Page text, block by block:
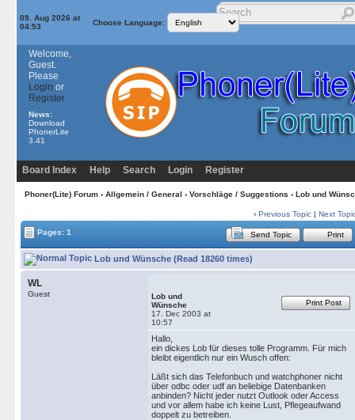
09. Aug 2026 at
04:53
Choose Language:
Welcome,
Guest.
Please
Login or
Register
News:
Download
PhonerLite
3.41
Board Index Help Search Login Register
Phoner(Lite) Forum› Allgemein / General › Vorschläge / Suggestions › Lob und
‹ Previous Topic | Next
Pages: 1 Send Topic Print
Lob und Wünsche (Read 18260 times)
WL
Guest
Lob und
Wünsche
17. Dec 2003 at
10:57
Print Post
Hallo,
ein dickes Lob für dieses tolle Programm. Für mich
bleibt eigentlich nur ein Wusch offen:
Läßt sich das Telefonbuch und watchphoner nicht
über odbc oder udf an beliebige Datenbanken
anbinden? Nicht jeder nutzt Outlook oder Access
und vor allem habe ich keine Lust, Pflegeaufwand
doppelt zu betreiben.